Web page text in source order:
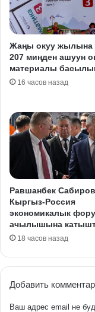
Жаңы окуу жылына
207 миңден ашуун
материалы
16 часов назад
Равшанбек
Кыргыз-Россия
экономикалык
ачылышына
18 часов назад
Добавить
Ваш адрес email не